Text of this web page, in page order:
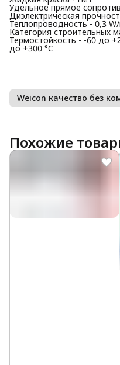
Удельное прямое
Диэлектрическая
Теплопроводность - 0,3 W/
Категория строительных
Термостойкость - -60 до
до +300 °C
Weicon качество без
Похожие